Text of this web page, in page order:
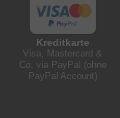
Kreditkarte
Visa, Mastercard &
Co. via PayPal (ohne
PayPal Account)